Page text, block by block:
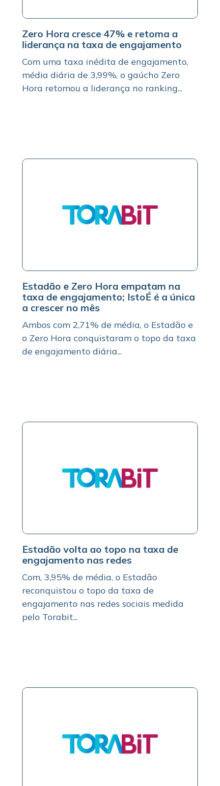
Zero Hora cresce 47% e retoma a
liderança na taxa de engajamento
Com uma taxa inédita de engajamento,
média diária de 3,99%, o gaúcho Zero
Hora retomou a liderança no ranking...
Estadão e Zero Hora empatam na
taxa de engajamento; IstoÉ é a única
a crescer no mês
Ambos com 2,71% de média, o Estadão e
o Zero Hora conquistaram o topo da taxa
de engajamento diária...
Estadão volta ao topo na taxa de
engajamento nas redes
Com, 3,95% de média, o Estadão
reconquistou o topo da taxa de
engajamento nas redes sociais medida
pelo Torabit...